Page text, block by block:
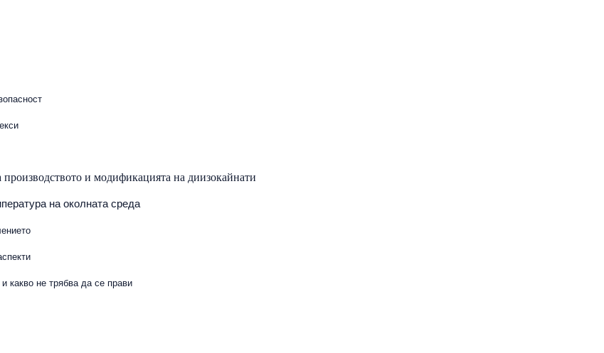
и модификацията на диизокайнати
на околната среда
какво не трябва да се прави